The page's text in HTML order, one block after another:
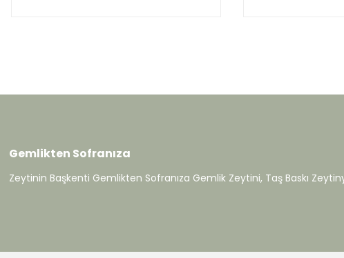
Gemlikten Sofranıza
Zeytinin Başkenti Gemlikten Sofranıza Gemlik Zeytini, Taş Baskı